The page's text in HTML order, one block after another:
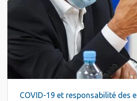
COVID-19 et responsabilité des